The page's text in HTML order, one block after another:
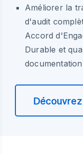
Améliorer la
d'audit
Accord
Durable et